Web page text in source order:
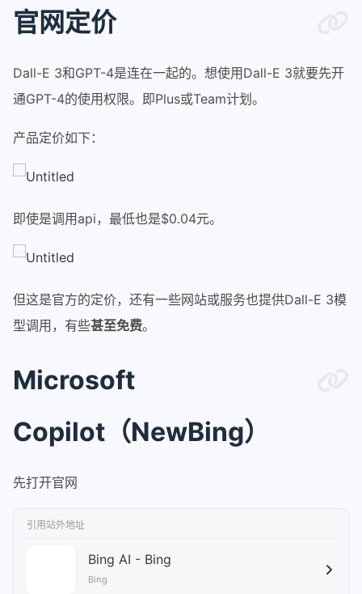
官网定价
Dall-E 3和GPT-4是连在一起的。想使用Dall-E 3就要先开
通GPT-4的使用权限。即Plus或Team计划。
产品定价如下：
即使是调用api，最低也是$0.04元。
但这是官方的定价，还有一些网站或服务也提供Dall-E 3模
型调用，有些甚至免费。
Microsoft
Copilot（NewBing）
先打开官网
引用站外地址
Bing AI - Bing
Bing